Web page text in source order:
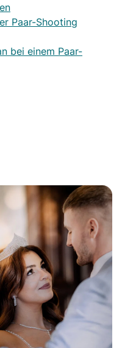
Paar-Shooting
bei einem Paar-